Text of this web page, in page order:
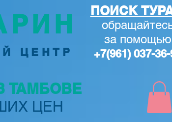
ЦЕНТР
ПОИСК
за помощью
+7(961) 037-
ТАМБОВЕ
ЦЕН